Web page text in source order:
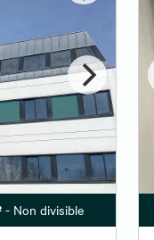
- Non divisible